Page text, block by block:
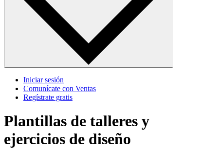
Iniciar sesión
Comunícate con Ventas
Regístrate gratis
Plantillas de talleres y
ejercicios de diseño